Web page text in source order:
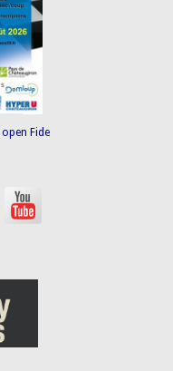
open Fide